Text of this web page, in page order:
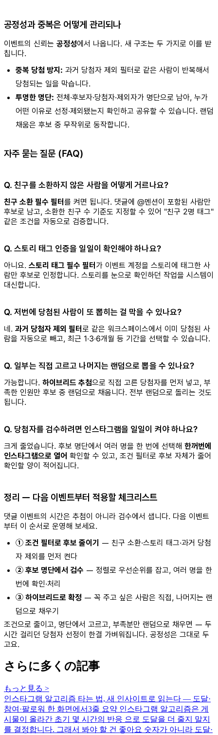
공정성과 중복은 어떻게 관리되나
이벤트의 신뢰는 공정성에서 나옵니다. 새 구조는 두 가지로 이를 받
칩니다.
중복 당첨 방지: 과거 당첨자 제외 필터로 같은 사람이 반복해서
당첨되는 일을 막습니다.
투명한 명단: 전체·후보자·당첨자·제외자가 명단으로 남아, 누가
어떤 이유로 선정·제외됐는지 확인하고 공유할 수 있습니다. 랜덤
채움은 후보 중 무작위로 동작합니다.
자주 묻는 질문 (FAQ)
Q. 친구를 소환하지 않은 사람을 어떻게 거르나요?
친구 소환 필수 필터를 켜면 됩니다. 댓글에 @멘션이 포함된 사람만
후보로 남고, 소환한 친구 수 기준도 지정할 수 있어 "친구 2명 태그"
같은 조건을 자동으로 검증합니다.
Q. 스토리 태그 인증을 일일이 확인해야 하나요?
아니요. 스토리 태그 필수 필터가 이벤트 계정을 스토리에 태그한 사
람만 후보로 인정합니다. 스토리를 눈으로 확인하던 작업을 시스템이
대신합니다.
Q. 저번에 당첨된 사람이 또 뽑히는 걸 막을 수 있나요?
네. 과거 당첨자 제외 필터로 같은 워크스페이스에서 이미 당첨된 사
람을 자동으로 빼고, 최근 1·3·6개월 등 기간을 선택할 수 있습니다.
Q. 일부는 직접 고르고 나머지는 랜덤으로 뽑을 수 있나요?
가능합니다. 하이브리드 추첨으로 직접 고른 당첨자를 먼저 넣고, 부
족한 인원만 후보 중 랜덤으로 채웁니다. 전부 랜덤으로 돌리는 것도
됩니다.
Q. 당첨자를 검수하려면 인스타그램을 일일이 켜야 하나요?
크게 줄었습니다. 후보 명단에서 여러 명을 한 번에 선택해 한꺼번에
인스타그램으로 열어 확인할 수 있고, 조건 필터로 후보 자체가 줄어
확인할 양이 적어집니다.
정리 — 다음 이벤트부터 적용할 체크리스트
댓글 이벤트의 시간은 추첨이 아니라 검수에서 샙니다. 다음 이벤트
부터 이 순서로 운영해 보세요.
① 조건 필터로 후보 줄이기 — 친구 소환·스토리 태그·과거 당첨
자 제외를 먼저 켠다
② 후보 명단에서 검수 — 정렬로 우선순위를 잡고, 여러 명을 한
번에 확인·처리
③ 하이브리드로 확정 — 꼭 주고 싶은 사람은 직접, 나머지는 랜
덤으로 채우기
조건으로 줄이고, 명단에서 고르고, 부족분만 랜덤으로 채우면 — 두
시간 걸리던 당첨자 선정이 한결 가벼워집니다. 공정성은 그대로 두
고요.
さらに多くの記事
もっと見る >
인스타그램 알고리즘 타는 법, 새 인사이트로 읽는다 — 도달·
참여·팔로워 한 화면에서3줄 요약 인스타그램 알고리즘은 게
시물이 올라간 초기 몇 시간의 반응 으로 도달을 더 줄지 말지
를 결정합니다. 그래서 봐야 할 건 좋아요 숫자가 아니라 도달·